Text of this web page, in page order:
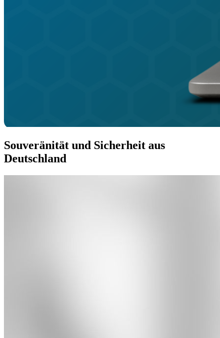
Souveränität und Sicherheit aus
Deutschland